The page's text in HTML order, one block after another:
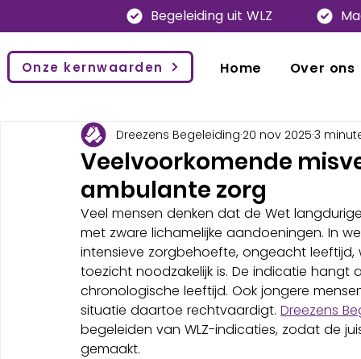
Begeleiding uit WLZ
Onze kernwaarden Home Over ons
Veelvoorkomende
ambulante zorg
Dreezens Begeleiding 20 nov 2025 3
Veel mensen denken dat de Wet
met zware lichamelijke aandoeningen. In
intensieve zorgbehoefte, ongeacht
toezicht noodzakelijk is. De indicatie
chronologische leeftijd. Ook jongere
situatie daartoe rechtvaardigt. Dreezens
begeleiden van WLZ-indicaties, zodat de
gemaakt.